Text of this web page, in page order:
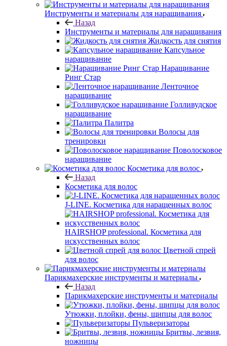
Инструменты и материалы для наращивания
Назад
Инструменты и материалы для наращивания
Жидкость для снятия
Капсульное
наращивание
Наращивание
Ринг Стар
Ленточное
наращивание
Голливудское
наращивание
Палитра
Волосы для
тренировки
Поволосковое
наращивание
Косметика для волос
Назад
Косметика для волос
J-LINE. Косметика для наращенных волос
HAIRSHOP professional. Косметика для
искусственных волос
Цветной спрей
для волос
Парикмахерские инструменты и материалы
Назад
Парикмахерские инструменты и материалы
Утюжки, плойки, фены, щипцы для волос
Пульверизаторы
Бритвы, лезвия,
ножницы